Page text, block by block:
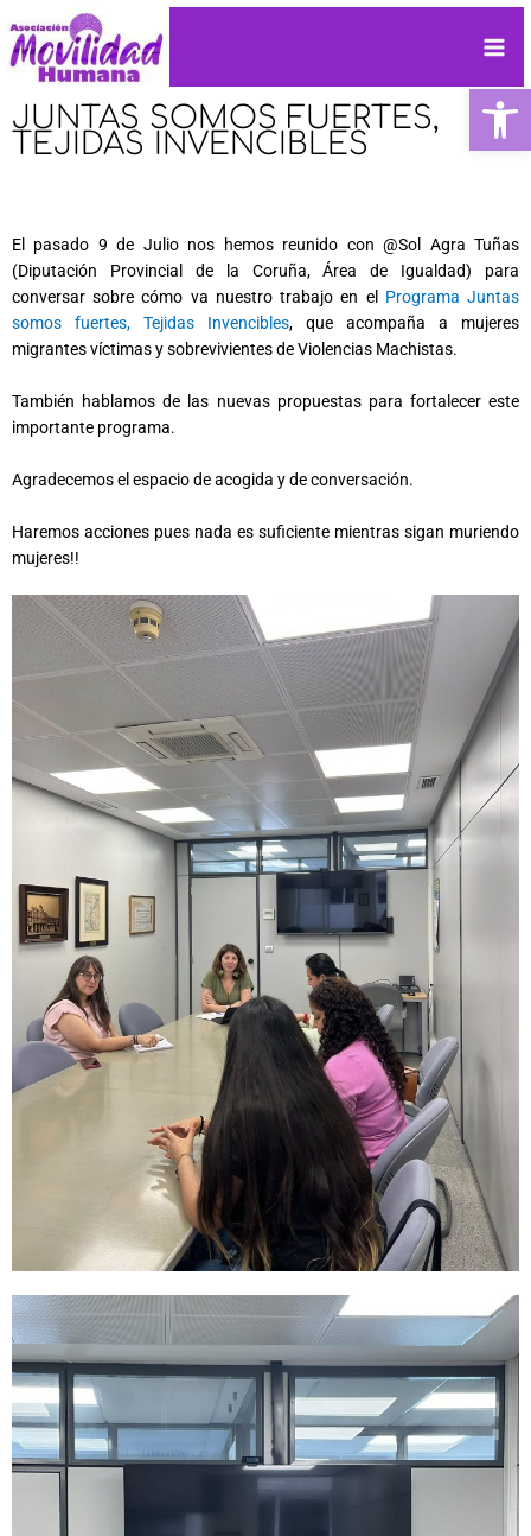
al
contenido
JUNTAS SOMOS FUERTES,
TEJIDAS INVENCIBLES
El pasado 9 de Julio nos hemos reunido con @Sol Agra Tuñas
(Diputación Provincial de la Coruña, Área de Igualdad) para
conversar sobre cómo va nuestro trabajo en el Programa Juntas
somos fuertes, Tejidas Invencibles, que acompaña a mujeres
migrantes víctimas y sobrevivientes de Violencias Machistas.
También hablamos de las nuevas propuestas para fortalecer este
importante programa.
Agradecemos el espacio de acogida y de conversación.
Haremos acciones pues nada es suficiente mientras sigan muriendo
mujeres!!